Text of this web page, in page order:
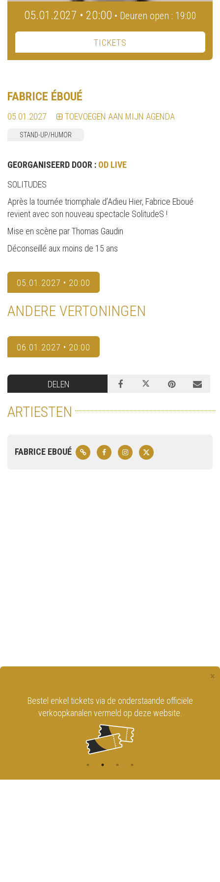
05.01.2027 • 20:00 • Deuren open : 19:00
TICKETS
FABRICE ÉBOUÉ
05.01.2027 TOEVOEGEN AAN MIJN AGENDA
STAND-UP/HUMOR
GEORGANISEERD DOOR : OD LIVE
SOLITUDES
Après la tournée triomphale d’Adieu Hier, Fabrice Eboué
revient avec son nouveau spectacle SolitudeS !
Mise en scène par Thomas Gaudin
Déconseillé aux moins de 15 ans
05.01.2027 • 20:00
ANDERE VERTONINGEN
06.01.2027 • 20:00
DELEN
ARTIESTEN
FABRICE EBOUÉ
×
Bestel enkel tickets via de onderstaande officiële
verkoopkanalen vermeld op deze website.